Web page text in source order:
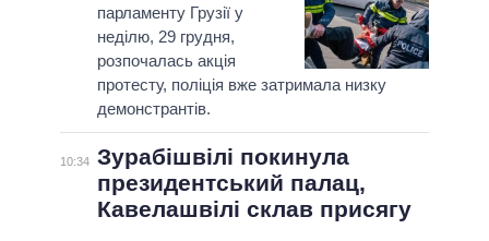
парламенту Грузії у
неділю, 29 грудня,
розпочалась акція
протесту, поліція вже затримала низку
демонстрантів.
10:34 Зурабішвілі покинула
президентський палац,
Кавелашвілі склав присягу